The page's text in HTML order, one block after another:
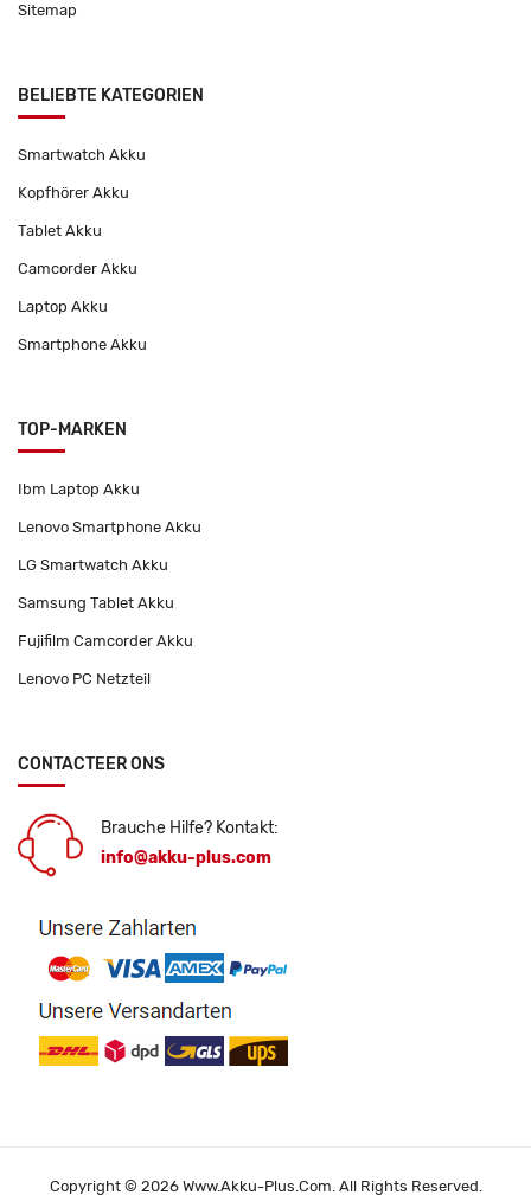
Sitemap
BELIEBTE KATEGORIEN
Smartwatch Akku
Kopfhörer Akku
Tablet Akku
Camcorder Akku
Laptop Akku
Smartphone Akku
TOP-MARKEN
Ibm Laptop Akku
Lenovo Smartphone Akku
LG Smartwatch Akku
Samsung Tablet Akku
Fujifilm Camcorder Akku
Lenovo PC Netzteil
CONTACTEER ONS
Brauche Hilfe? Kontakt:
info@akku-plus.com
Copyright © 2026 Www.akku-Plus.com. All Rights Reserved.